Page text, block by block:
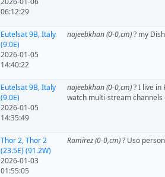
06:12:29
Eutelsat 9B, Italy
(9.0E)
2026-01-05
14:40:22
najeebkhan (0-0,cm)? my
Eutelsat 9B, Italy
(9.0E)
2026-01-05
14:35:49
najeebkhan (0-0,cm)? I live in
watch multi-stream channels
Thor 2, Thor 2
(23.5E) (91.2W)
2026-01-03
01:55:05
Ramírez (0-0,cm)? Uso